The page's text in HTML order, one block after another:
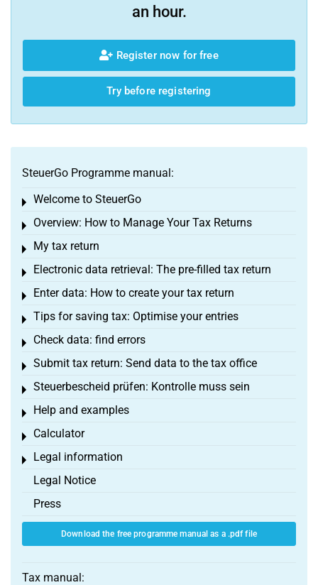
an hour.
Register now for free
Try before registering
SteuerGo Programme manual:
Welcome to SteuerGo
Toggle menu
Overview: How to Manage Your Tax Returns
Toggle menu
My tax return
Toggle menu
Electronic data retrieval: The pre-filled tax return
Toggle menu
Enter data: How to create your tax return
Toggle menu
Tips for saving tax: Optimise your entries
Toggle menu
Check data: find errors
Toggle menu
Submit tax return: Send data to the tax office
Toggle menu
Steuerbescheid prüfen: Kontrolle muss sein
Toggle menu
Help and examples
Toggle menu
Calculator
Toggle menu
Legal information
Toggle menu
Legal Notice
Press
Download the free programme manual as a .pdf file
Tax manual: